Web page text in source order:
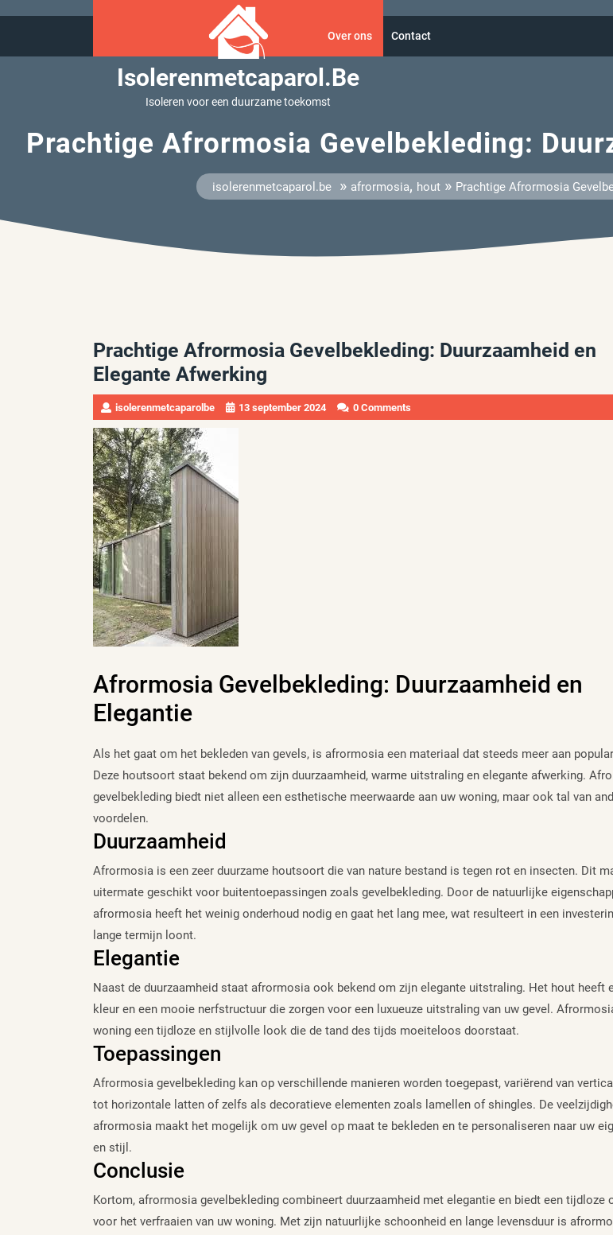
Isolerenmetcaparol.be
Isoleren voor een duurzame toekomst
Over ons Contact
Prachtige Afrormosia Gevelbekleding:
isolerenmetcaparol.be » afrormosia, hout » Prachtige Afrormosia
Prachtige Afrormosia Gevelbekleding: Duurzaamheid en
Elegante Afwerking
isolerenmetcaparolbe 13 september 2024 0 Comments
Afrormosia Gevelbekleding: Duurzaamheid en
Elegantie
Als het gaat om het bekleden van gevels, is afrormosia een materiaal dat steeds meer aan
Deze houtsoort staat bekend om zijn duurzaamheid, warme uitstraling en elegante afwerking.
gevelbekleding biedt niet alleen een esthetische meerwaarde aan uw woning, maar ook tal van
voordelen.
Duurzaamheid
Afrormosia is een zeer duurzame houtsoort die van nature bestand is tegen rot en insecten. Dit
uitermate geschikt voor buitentoepassingen zoals gevelbekleding. Door de natuurlijke
afrormosia heeft het weinig onderhoud nodig en gaat het lang mee, wat resulteert in een
lange termijn loont.
Elegantie
Naast de duurzaamheid staat afrormosia ook bekend om zijn elegante uitstraling. Het hout heeft
kleur en een mooie nerfstructuur die zorgen voor een luxueuze uitstraling van uw gevel.
woning een tijdloze en stijlvolle look die de tand des tijds moeiteloos doorstaat.
Toepassingen
Afrormosia gevelbekleding kan op verschillende manieren worden toegepast, variërend van
tot horizontale latten of zelfs als decoratieve elementen zoals lamellen of shingles. De
afrormosia maakt het mogelijk om uw gevel op maat te bekleden en te personaliseren naar uw
en stijl.
Conclusie
Kortom, afrormosia gevelbekleding combineert duurzaamheid met elegantie en biedt een tijdloze
voor het verfraaien van uw woning. Met zijn natuurlijke schoonheid en lange levensduur is